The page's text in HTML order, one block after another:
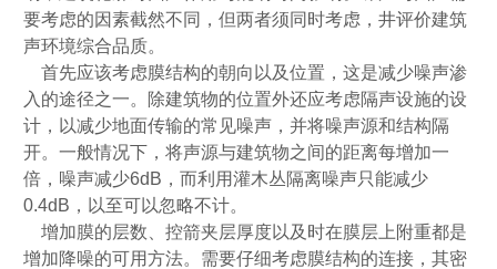
要考虑的因素截然不同，但两者须同时考虑，井评价建筑
声环境综合品质。
首先应该考虑膜结构的朝向以及位置，这是减少噪声渗
入的途径之一。除建筑物的位置外还应考虑隔声设施的设
计，以减少地面传输的常见噪声，并将噪声源和结构隔
开。一般情况下，将声源与建筑物之间的距离每增加一
倍，噪声减少6dB，而利用灌木丛隔离噪声只能减少
0.4dB，以至可以忽略不计。
增加膜的层数、控箭夹层厚度以及时在膜层上附重都是
增加降噪的可用方法。需要仔细考虑膜结构的连接，其密